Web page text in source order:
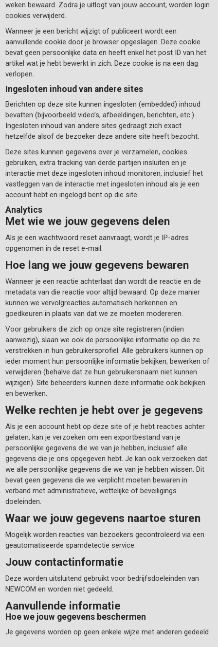
weken bewaard. Zodra je uitlogt van jouw account, worden login
cookies verwijderd.
Wanneer je een bericht wijzigt of publiceert wordt een
aanvullende cookie door je browser opgeslagen. Deze cookie
bevat geen persoonlijke data en heeft enkel het post ID van het
artikel wat je hebt bewerkt in zich. Deze cookie is na een dag
verlopen.
Ingesloten inhoud van andere sites
Berichten op deze site kunnen ingesloten (embedded) inhoud
bevatten (bijvoorbeeld video’s, afbeeldingen, berichten, etc.).
Ingesloten inhoud van andere sites gedraagt zich exact
hetzelfde alsof de bezoeker deze andere site heeft bezocht.
Deze sites kunnen gegevens over je verzamelen, cookies
gebruiken, extra tracking van derde partijen insluiten en je
interactie met deze ingesloten inhoud monitoren, inclusief het
vastleggen van de interactie met ingesloten inhoud als je een
account hebt en ingelogd bent op die site.
Analytics
Met wie we jouw gegevens delen
Als je een wachtwoord reset aanvraagt, wordt je IP-adres
opgenomen in de reset e-mail.
Hoe lang we jouw gegevens bewaren
Wanneer je een reactie achterlaat dan wordt die reactie en de
metadata van die reactie voor altijd bewaard. Op deze manier
kunnen we vervolgreacties automatisch herkennen en
goedkeuren in plaats van dat we ze moeten modereren.
Voor gebruikers die zich op onze site registreren (indien
aanwezig), slaan we ook de persoonlijke informatie op die ze
verstrekken in hun gebruikersprofiel. Alle gebruikers kunnen op
ieder moment hun persoonlijke informatie bekijken, bewerken of
verwijderen (behalve dat ze hun gebruikersnaam niet kunnen
wijzigen). Site beheerders kunnen deze informatie ook bekijken
en bewerken.
Welke rechten je hebt over je gegevens
Als je een account hebt op deze site of je hebt reacties achter
gelaten, kan je verzoeken om een exportbestand van je
persoonlijke gegevens die we van je hebben, inclusief alle
gegevens die je ons opgegeven hebt. Je kan ook verzoeken dat
we alle persoonlijke gegevens die we van je hebben wissen. Dit
bevat geen gegevens die we verplicht moeten bewaren in
verband met administratieve, wettelijke of beveiligings
doeleinden.
Waar we jouw gegevens naartoe sturen
Mogelijk worden reacties van bezoekers gecontroleerd via een
geautomatiseerde spamdetectie service.
Jouw contactinformatie
Deze worden uitsluitend gebruikt voor bedrijfsdoeleinden van
NEWCOM en worden niet gedeeld.
Aanvullende informatie
Hoe we jouw gegevens beschermen
Je gegevens worden op geen enkele wijze met anderen gedeeld